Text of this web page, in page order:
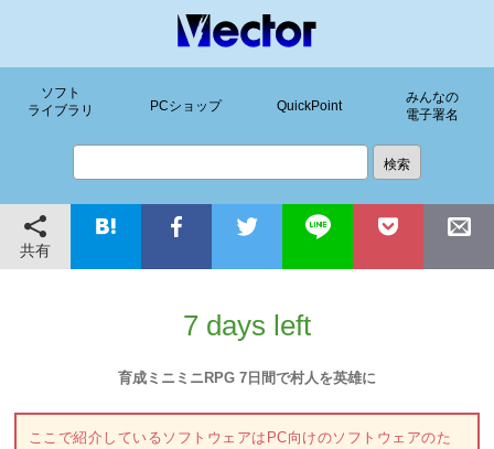
ソフト
ライブラリ
PCショップ QuickPoint
みんなの
電子署名
共有
7 days left
育成ミニミニRPG 7日間で村人を英雄に
ここで紹介しているソフトウェアはPC向けのソフトウェアのた